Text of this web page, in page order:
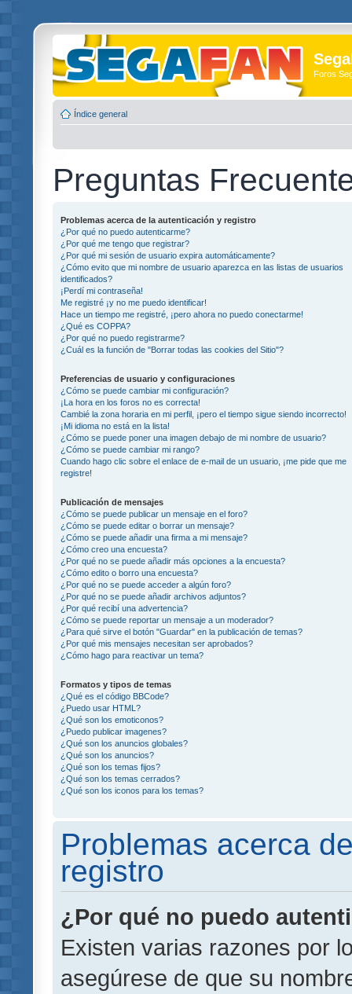
Foros
Índice general
Preguntas
Problemas acerca de la autenticación y registro
¿Por qué no puedo autenticarme?
¿Por qué me tengo que registrar?
¿Por qué mi sesión de usuario expira automáticamente?
¿Cómo evito que mi nombre de usuario aparezca en las listas de usuarios
identificados?
¡Perdí mi contraseña!
Me registré ¡y no me puedo identificar!
Hace un tiempo me registré, ¡pero ahora no puedo conectarme!
¿Qué es COPPA?
¿Por qué no puedo registrarme?
¿Cuál es la función de "Borrar todas las cookies del Sitio"?
Preferencias de usuario y configuraciones
¿Cómo se puede cambiar mi configuración?
¡La hora en los foros no es correcta!
Cambié la zona horaria en mi perfil, ¡pero el tiempo sigue siendo incorrecto!
¡Mi idioma no está en la lista!
¿Cómo se puede poner una imagen debajo de mi nombre de usuario?
¿Cómo se puede cambiar mi rango?
Cuando hago clic sobre el enlace de e-mail de un usuario, ¡me pide que me
registre!
Publicación de mensajes
¿Cómo se puede publicar un mensaje en el foro?
¿Cómo se puede editar o borrar un mensaje?
¿Cómo se puede añadir una firma a mi mensaje?
¿Cómo creo una encuesta?
¿Por qué no se puede añadir más opciones a la encuesta?
¿Cómo edito o borro una encuesta?
¿Por qué no se puede acceder a algún foro?
¿Por qué no se puede añadir archivos adjuntos?
¿Por qué recibí una advertencia?
¿Cómo se puede reportar un mensaje a un moderador?
¿Para qué sirve el botón "Guardar" en la publicación de temas?
¿Por qué mis mensajes necesitan ser aprobados?
¿Cómo hago para reactivar un tema?
Formatos y tipos de temas
¿Qué es el código BBCode?
¿Puedo usar HTML?
¿Qué son los emoticonos?
¿Puedo publicar imagenes?
¿Qué son los anuncios globales?
¿Qué son los anuncios?
¿Qué son los temas fijos?
¿Qué son los temas cerrados?
¿Qué son los iconos para los temas?
Problemas acerca
registro
¿Por qué no puedo
Existen varias razones por
asegúrese de que su